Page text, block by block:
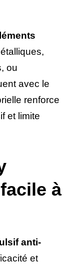
ou
avec le
renforce
et limite
à
anti-
et